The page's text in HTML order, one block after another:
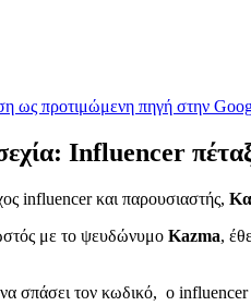
ως προτιμώμενη πηγή στην
Influencer
influencer και παρουσιαστής,
με το ψευδώνυμο Kazma,
σπάσει τον κωδικό, ο